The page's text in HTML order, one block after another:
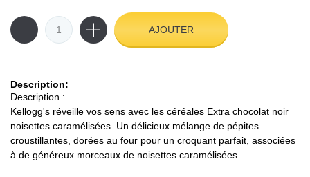
AJOUTER
Description:
Description :
Kellogg's réveille vos sens avec les céréales Extra chocolat noir
noisettes caramélisées. Un délicieux mélange de pépites
croustillantes, dorées au four pour un croquant parfait, associées
à de généreux morceaux de noisettes caramélisées.